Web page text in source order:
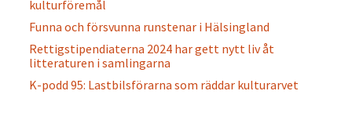
kulturföremål
Funna och försvunna runstenar i Hälsingland
Rettigstipendiaterna 2024 har gett nytt liv åt
litteraturen i samlingarna
K-podd 95: Lastbilsförarna som räddar kulturarvet